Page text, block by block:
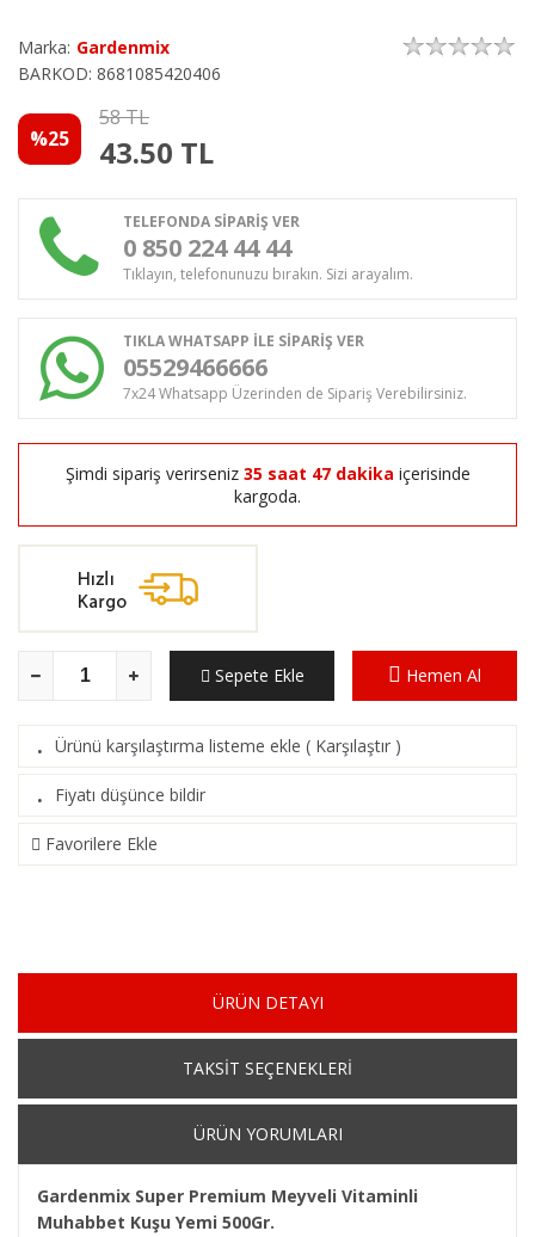
Marka: Gardenmix
BARKOD: 8681085420406
%25
58 TL
43.50 TL
TELEFONDA SİPARİŞ VER
0 850 224 44 44
Tıklayın, telefonunuzu bırakın. Sizi arayalım.
TIKLA WHATSAPP İLE SİPARİŞ VER
05529466666
7x24 Whatsapp Üzerinden de Sipariş Verebilirsiniz.
Şimdi sipariş verirseniz 35 saat 47 dakika içerisinde
kargoda.
Sepete Ekle Hemen Al
· Ürünü karşılaştırma listeme ekle ( Karşılaştır )
· Fiyatı düşünce bildir
Favorilere Ekle
ÜRÜN DETAYI
TAKSİT SEÇENEKLERİ
ÜRÜN YORUMLARI
Gardenmix Super Premium Meyveli Vitaminli
Muhabbet Kuşu Yemi 500Gr.